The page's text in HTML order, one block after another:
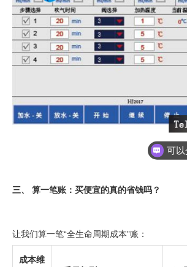
三、 算一笔账：买便宜的真的省钱吗？
让我们算一笔“全生命周期成本”账：
成本维